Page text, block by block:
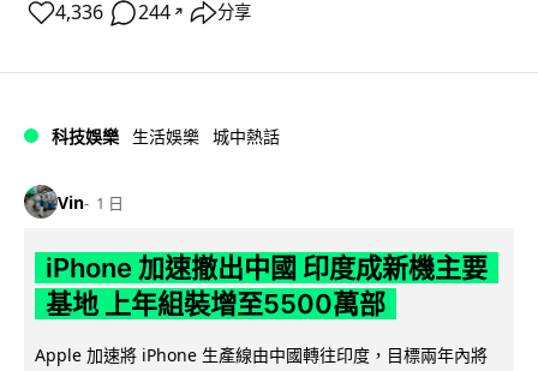
4,336 244 ↗ 分享
科技娛樂 生活娛樂 城中熱話
Vin 1 日
iPhone 加速撤出中國 印度成新機主要
基地 上年組裝增至5500萬部
Apple 加速將 iPhone 生產線由中國轉往印度，目標兩年內將